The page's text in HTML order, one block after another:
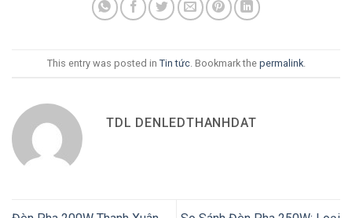
This entry was posted in Tin tức. Bookmark the permalink.
TDL DENLEDTHANHDAT